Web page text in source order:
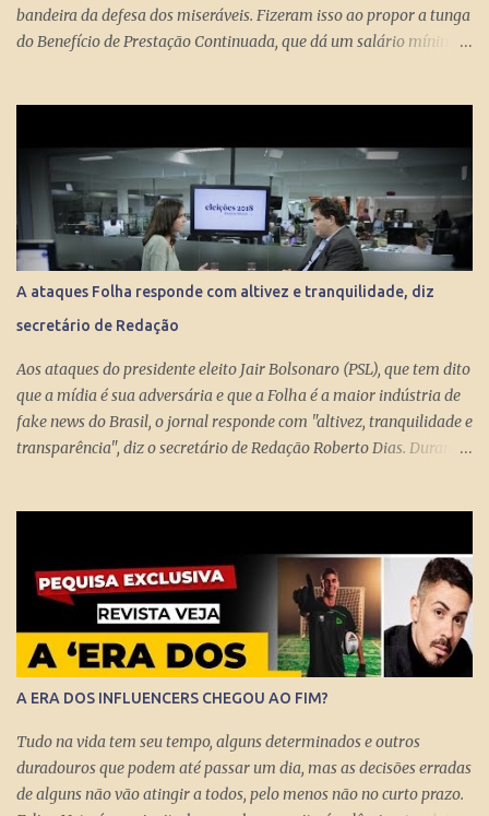
bandeira da defesa dos miseráveis. Fizeram isso ao propor a tunga
do Benefício de Prestação Continuada, que dá um salário mínimo
Família. Com a outra mão querem tomar pelo menos R$ 598
mensais dos miseráveis que têm mais de 65 anos. Eles só terão
direito aos R$ 998 se, e quando, chegarem aos 70 anos. Se o
conserto do rombo da Previdência precisa tungar um benefício
pago aos miseráveis que têm entre 65 e 70 anos, então é melhor
devolver o Brasil a Portugal. ESTUPEFAÇÃO – O ministro Paulo
Guedes produziu um projeto racional e conseguiu apresentá-lo de
forma competente. Na essência, podou privilégios. Essas virtudes
Ela só s...
A ataques Folha responde com altivez e tranquilidade, diz
secretário de Redação
Aos ataques do presidente eleito Jair Bolsonaro (PSL), que tem dito
que a mídia é sua adversária e que a Folha é a maior indústria de
fake news do Brasil, o jornal responde com "altivez, tranquilidade e
transparência", diz o secretário de Redação Roberto Dias. Durante
A ERA DOS INFLUENCERS CHEGOU AO FIM?
Tudo na vida tem seu tempo, alguns determinados e outros
duradouros que podem até passar um dia, mas as decisões erradas
de alguns não vão atingir a todos, pelo menos não no curto prazo.